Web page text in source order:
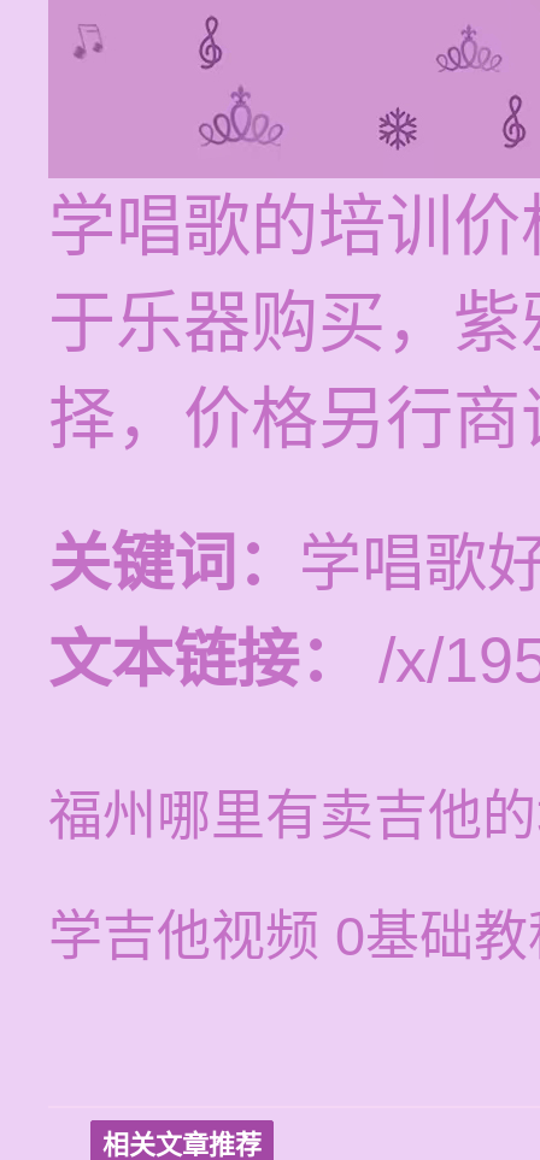
学唱歌的培训
于乐器购买，
择，价格另行商
关键词： 学唱歌
文本链接：
/x/
福州哪里有卖吉他
学吉他视频 0基础
相关文章推荐